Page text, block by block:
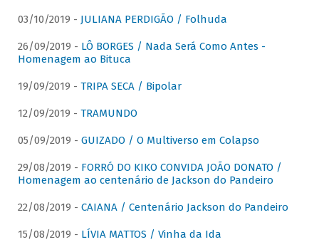
03/10/2019 - JULIANA PERDIGÃO / Folhuda
26/09/2019 - LÔ BORGES / Nada Será Como Antes -
Homenagem ao Bituca
19/09/2019 - TRIPA SECA / Bipolar
12/09/2019 - TRAMUNDO
05/09/2019 - GUIZADO / O Multiverso em Colapso
29/08/2019 - FORRÓ DO KIKO CONVIDA JOÃO DONATO /
Homenagem ao centenário de Jackson do Pandeiro
22/08/2019 - CAIANA / Centenário Jackson do Pandeiro
15/08/2019 - LÍVIA MATTOS / Vinha da Ida